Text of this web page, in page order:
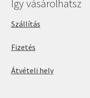
Így vásárolhatsz
Szállítás
Fizetés
Átvételi hely